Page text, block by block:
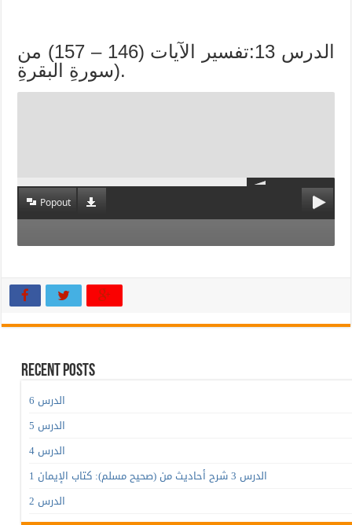
الدرس 13:تفسير الآيات (146 – 157) من
سورةِ البقرةِ).
Popout
Recent Posts
الدرس 6
الدرس 5
الدرس 4
الدرس 3 شرح أحاديث من (صحيح مسلم): كتاب الإيمان 1
الدرس 2